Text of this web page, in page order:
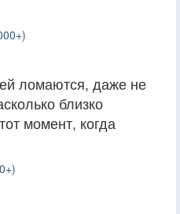
ломаются, даже не
близко
момент, когда